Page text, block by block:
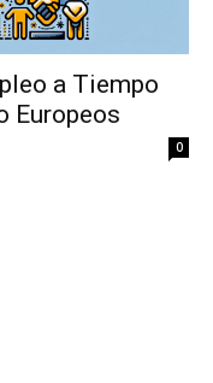
a Tiempo
Europeos
0